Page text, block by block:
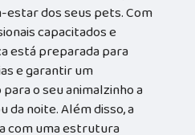
estar dos seus pets. Com
capacitados e
está preparada para
e garantir um
o seu animalzinho a
da noite. Além disso, a
com uma estrutura